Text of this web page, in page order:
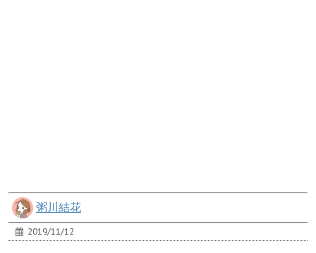
粥川結花
2019/11/12